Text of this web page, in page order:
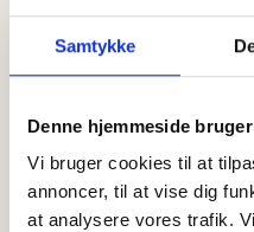
Samtykke
Denne hjemmeside
Vi bruger cookies til at
annoncer, til at vise dig
at analysere vores trafik.